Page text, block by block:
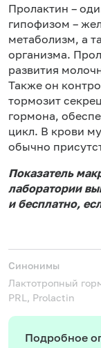
Пролактин –
гипофизом –
метаболизм, а
организма.
развития
Также он
тормозит
гормона,
цикл. В крови
обычно
Показатель
лаборатории
и бесплатно,
Синонимы
Лактотропный
PRL, Prolactin
Подробное